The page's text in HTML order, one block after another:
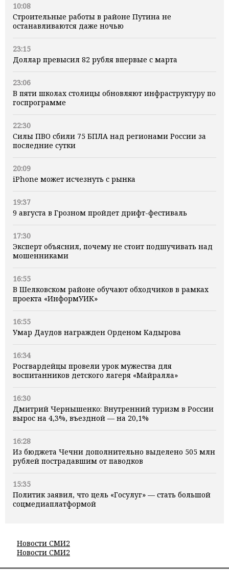
10:08
Строительные работы в районе Путина не
останавливаются даже ночью
23:15
Доллар превысил 82 рубля впервые с марта
23:06
В пяти школах столицы обновляют инфраструктуру по
госпрограмме
22:30
Силы ПВО сбили 75 БПЛА над регионами России за
последние сутки
20:09
iPhone может исчезнуть с рынка
19:37
9 августа в Грозном пройдет дрифт-фестиваль
17:30
Эксперт объяснил, почему не стоит подшучивать над
мошенниками
16:55
В Шелковском районе обучают обходчиков в рамках
проекта «ИнформУИК»
16:55
Умар Даудов награжден Орденом Кадырова
16:34
Росгвардейцы провели урок мужества для
воспитанников детского лагеря «Майралла»
16:30
Дмитрий Чернышенко: Внутренний туризм в России
вырос на 4,3%, въездной — на 20,1%
16:28
Из бюджета Чечни дополнительно выделено 505 млн
рублей пострадавшим от паводков
15:35
Политик заявил, что цель «Госулуг» — стать большой
соцмедиаплатформой
Новости СМИ2
Новости СМИ2